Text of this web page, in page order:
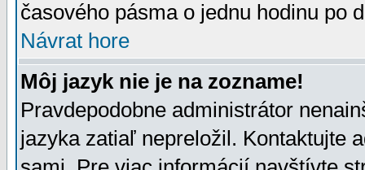
časového pásma o jednu hodinu po
Návrat hore
Môj jazyk nie je na zozname!
Pravdepodobne administrátor
jazyka zatiaľ nepreložil. Kontaktujte